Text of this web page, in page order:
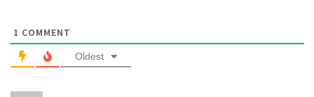
1 COMMENT
Oldest